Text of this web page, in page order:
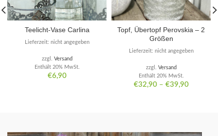
Teelicht-Vase Carlina
€6,90
Enthält 20% MwSt.
zzgl. Versand
Lieferzeit: nicht angegeben
Topf, Übertopf Perovskia – 2
Größen
€32,90– €39,90
Enthält 20% MwSt.
zzgl. Versand
Lieferzeit: nicht angegeben